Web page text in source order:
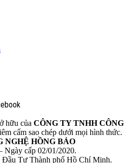
hữu của CÔNG TY TNHH CÔNG
cấm sao chép dưới mọi hình thức.
NGHỆ HỒNG BẢO
Ngày cấp 02/01/2020.
Đầu Tư Thành phố Hồ Chí Minh.